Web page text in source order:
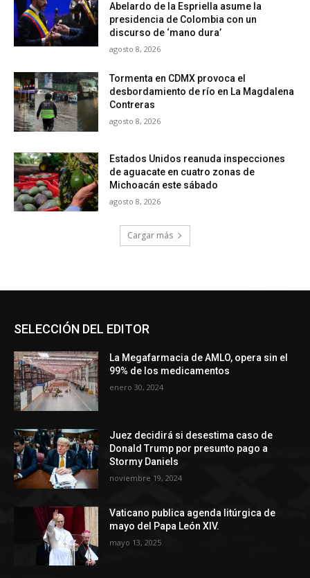
Abelardo de la Espriella asume la
presidencia de Colombia con un
discurso de ‘mano dura’
agosto 8, 2026
Tormenta en CDMX provoca el
desbordamiento de río en La Magdalena
Contreras
agosto 8, 2026
Estados Unidos reanuda inspecciones
de aguacate en cuatro zonas de
Michoacán este sábado
agosto 8, 2026
Cargar más
SELECCIÓN DEL EDITOR
La Megafarmacia de AMLO, opera sin el
99% de los medicamentos
enero 30, 2024
Juez decidirá si desestima caso de
Donald Trump por presunto pago a
Stormy Daniels
noviembre 19, 2024
Vaticano publica agenda litúrgica de
mayo del Papa León XIV.
mayo 13, 2025